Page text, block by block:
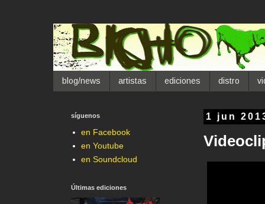
blog/news artistas ediciones distro
1 jun
síguenos
en Facebook
en Youtube
en Soundcloud
Últimas ediciones